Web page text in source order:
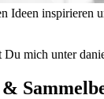
Ideen inspirieren
mich unter